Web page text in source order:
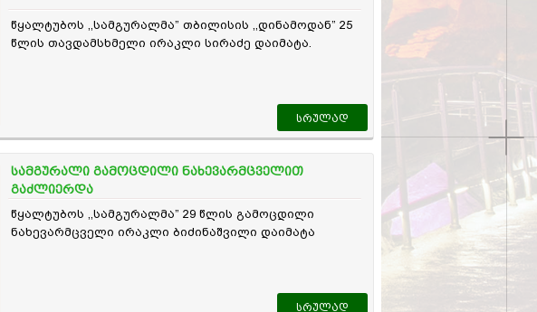
წყალტუბოს ,,სამგურალმა” თბილისის ,,დინამოდან” 25
წლის თავდამსხმელი ირაკლი სირაძე დაიმატა.
სრულად
სამგურალი გამოცდილი ნახევარმცველით
გაძლიერდა
წყალტუბოს ,,სამგურალმა” 29 წლის გამოცდილი
ნახევარმცველი ირაკლი ბიძინაშვილი დაიმატა
სრულად